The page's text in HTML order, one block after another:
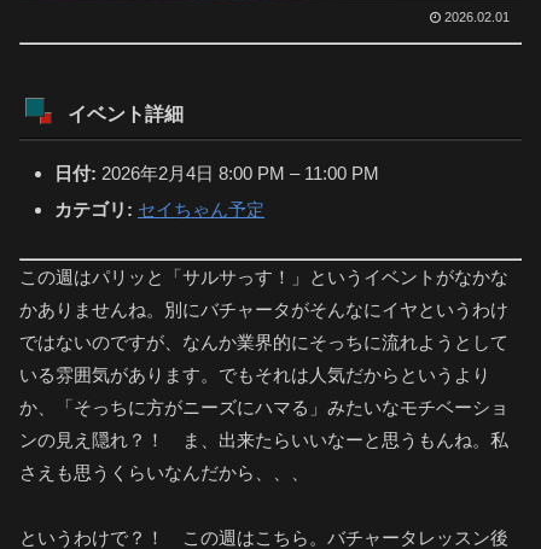
2026.02.01
イベント詳細
日付: 2026年2月4日 8:00 PM – 11:00 PM
カテゴリ: セイちゃん予定
この週はパリッと「サルサっす！」というイベントがなかな
かありませんね。別にバチャータがそんなにイヤというわけ
ではないのですが、なんか業界的にそっちに流れようとして
いる雰囲気があります。でもそれは人気だからというより
か、「そっちに方がニーズにハマる」みたいなモチベーショ
ンの見え隠れ？！ ま、出来たらいいなーと思うもんね。私
さえも思うくらいなんだから、、、
というわけで？！ この週はこちら。バチャータレッスン後